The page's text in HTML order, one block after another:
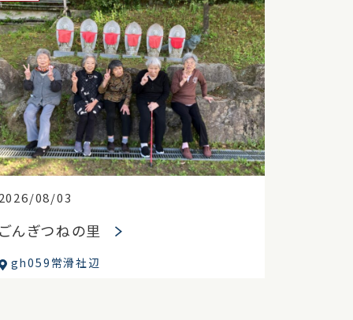
08/03
んぎつねの里
gh059常滑社辺